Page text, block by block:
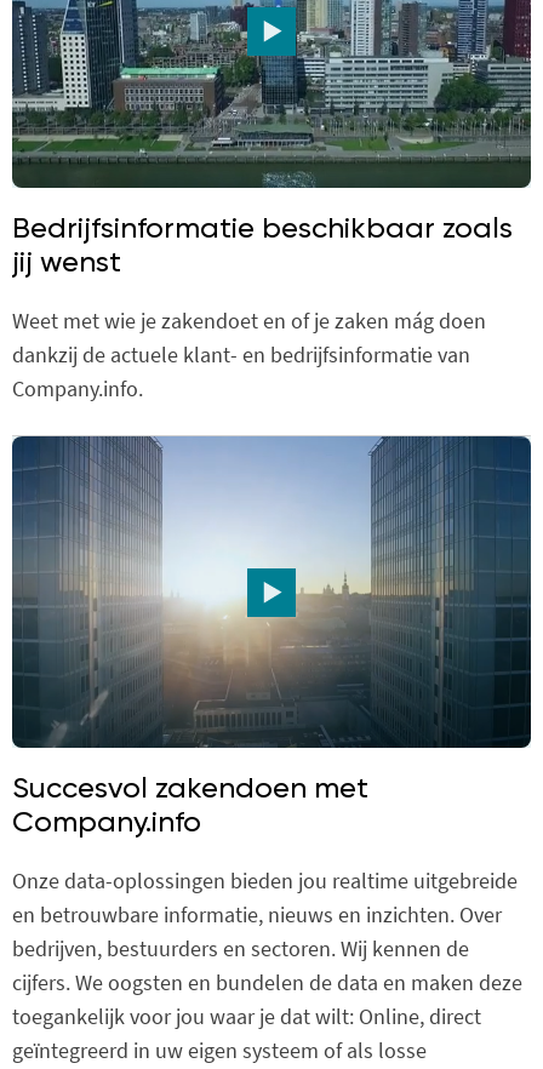
Bedrijfsinformatie beschikbaar zoals
jij wenst
Weet met wie je zakendoet en of je zaken mág doen
dankzij de actuele klant- en bedrijfsinformatie van
Company.info.
Succesvol zakendoen met
Company.info
Onze data-oplossingen bieden jou realtime uitgebreide
en betrouwbare informatie, nieuws en inzichten. Over
bedrijven, bestuurders en sectoren. Wij kennen de
cijfers. We oogsten en bundelen de data en maken deze
toegankelijk voor jou waar je dat wilt: Online, direct
geïntegreerd in uw eigen systeem of als losse